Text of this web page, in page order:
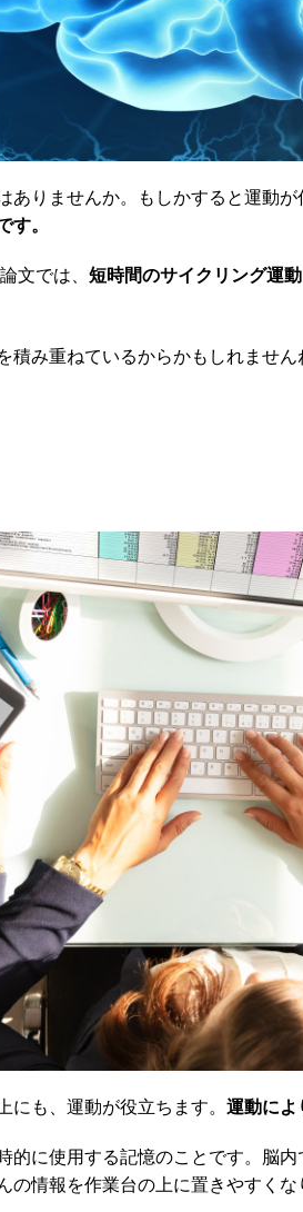
りませんか。もしかすると運動
す。
文では、 短時間のサイクリング運
積み重ねているからかもしれませ
にも、運動が役立ちます。 運動によ
に使用する記憶のことです。脳
情報を作業台の上に置きやすくな